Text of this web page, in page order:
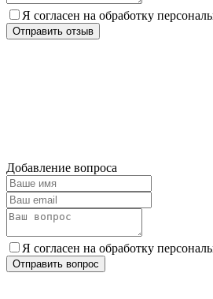
Я согласен на обработку
Отправить отзыв
Добавление вопроса
Я согласен на обработку
Отправить вопрос